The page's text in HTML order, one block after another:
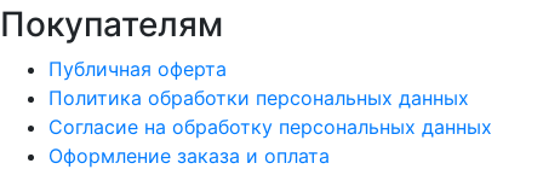
Покупателям
Публичная оферта
Политика обработки персональных данных
Согласие на обработку персональных данных
Оформление заказа и оплата